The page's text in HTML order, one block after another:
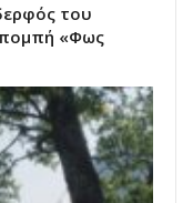
του
«Φως